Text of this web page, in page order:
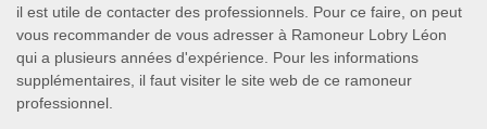
il est utile de contacter des professionnels. Pour ce faire, on peut
vous recommander de vous adresser à Ramoneur Lobry Léon
qui a plusieurs années d'expérience. Pour les informations
supplémentaires, il faut visiter le site web de ce ramoneur
professionnel.